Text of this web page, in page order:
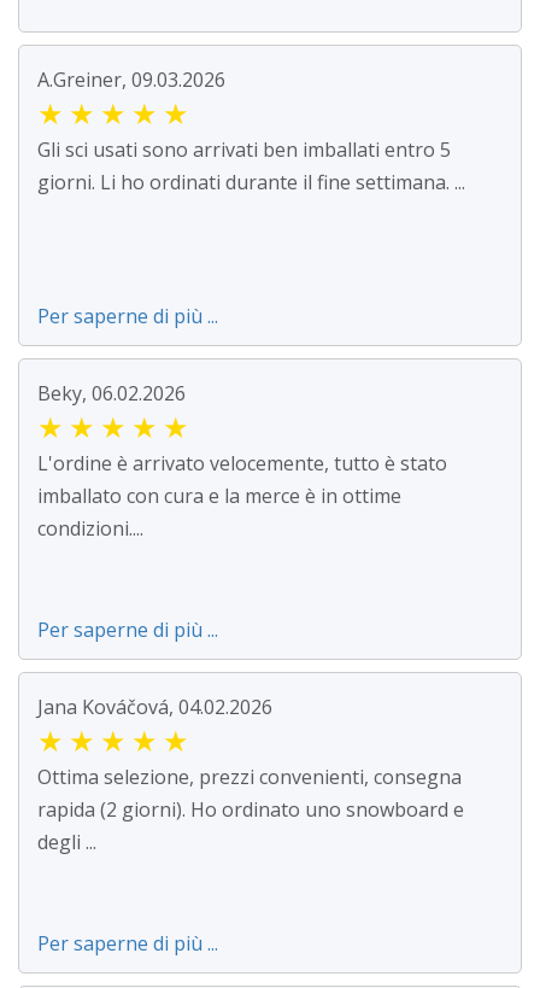
A.Greiner, 09.03.2026
★ ★ ★ ★ ★
Gli sci usati sono arrivati ben imballati entro 5
giorni. Li ho ordinati durante il fine settimana. ...
Per saperne di più ...
Beky, 06.02.2026
★ ★ ★ ★ ★
L'ordine è arrivato velocemente, tutto è stato
imballato con cura e la merce è in ottime
condizioni....
Per saperne di più ...
Jana Kováčová, 04.02.2026
★ ★ ★ ★ ★
Ottima selezione, prezzi convenienti, consegna
rapida (2 giorni). Ho ordinato uno snowboard e
degli ...
Per saperne di più ...